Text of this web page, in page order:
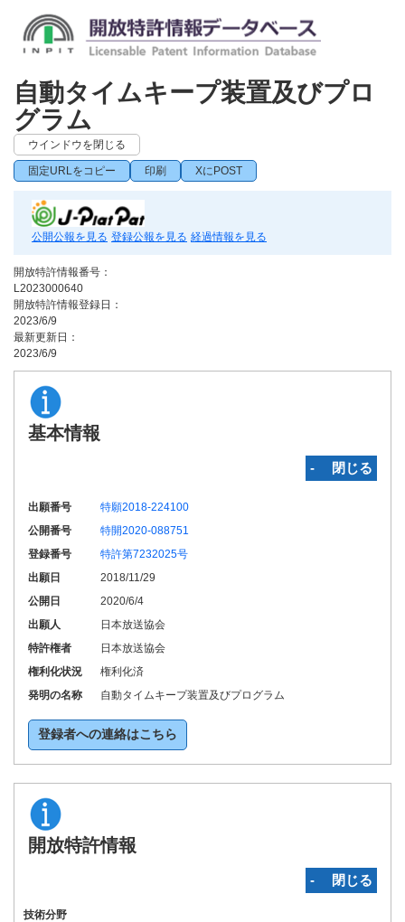
自動タイムキープ装置及びプロ
グラム
ウインドウを閉じる
固定URLをコピー 印刷 XにPOST
公開公報を見る 登録公報を見る 経過情報を見る
開放特許情報番号：
L2023000640
開放特許情報登録日：
2023/6/9
最新更新日：
2023/6/9
基本情報
‐ 閉じる
出願番号
特願2018-224100
公開番号
特開2020-088751
登録番号
特許第7232025号
出願日
2018/11/29
公開日
2020/6/4
出願人
日本放送協会
特許権者
日本放送協会
権利化状況
権利化済
発明の名称
自動タイムキープ装置及びプログラム
登録者への連絡はこちら
開放特許情報
‐ 閉じる
技術分野